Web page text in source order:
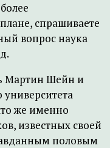
спрашиваете
вопрос наука
Мартин Шейн и
университета
же именно
известных своей
половым